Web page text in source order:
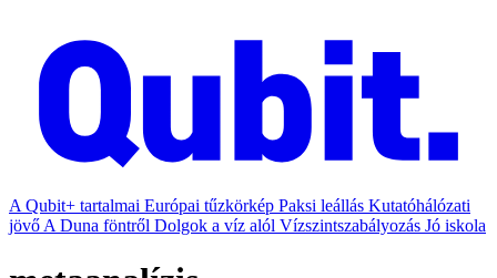
A Qubit+ tartalmai Európai tűzkörkép Paksi leállás Kutatóhálózati
jövő A Duna föntről Dolgok a víz alól Vízszintszabályozás Jó iskola